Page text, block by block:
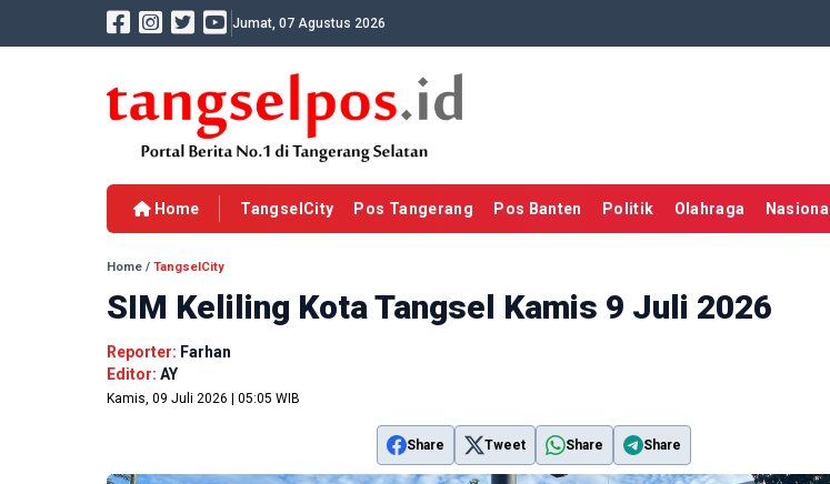
Jumat, 07 Agustus 2026
Home TangselCity Pos Tangerang Pos Banten Politik Olahraga Nasional
Home / TangselCity
SIM Keliling Kota Tangsel Kamis 9 Juli 2026
Reporter: Farhan
Editor: AY
Kamis, 09 Juli 2026 | 05:05 WIB
Share Tweet Share Share